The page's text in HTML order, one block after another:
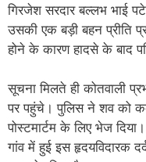
गिरजेश सरदार बल्लभ भाई
उसकी एक बड़ी बहन प्रीति
होने के कारण हादसे के बाद
सूचना मिलते ही कोतवाली
पर पहुंचे। पुलिस ने शव को
पोस्टमार्टम के लिए भेज दिया।
गांव में हुई इस हृदयविदारक